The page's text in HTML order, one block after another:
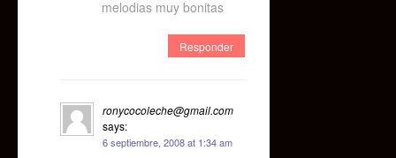
melodias muy bonitas
Responder
ronycocoleche@gmail.com
says:
6 septiembre, 2008 at 1:34 am